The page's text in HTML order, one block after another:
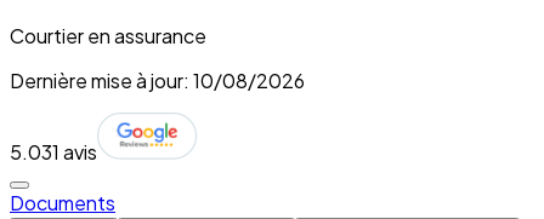
Courtier en assurance
Dernière mise à jour: 10/08/2026
5.031 avis
Documents